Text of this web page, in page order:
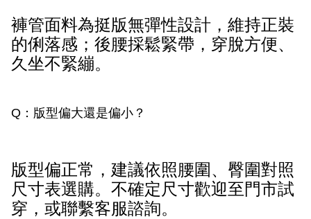
褲管面料為挺版無彈性設計，維持正裝
的俐落感；後腰採鬆緊帶，穿脫方便、
久坐不緊繃。
Q：版型偏大還是偏小？
版型偏正常，建議依照腰圍、臀圍對照
尺寸表選購。不確定尺寸歡迎至門市試
穿，或聯繫客服諮詢。